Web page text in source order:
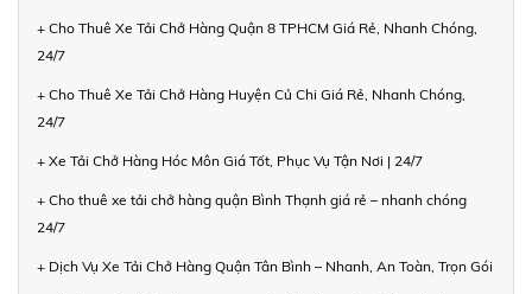
+ Cho Thuê Xe Tải Chở Hàng Quận 8 TPHCM Giá Rẻ, Nhanh Chóng,
24/7
+ Cho Thuê Xe Tải Chở Hàng Huyện Củ Chi Giá Rẻ, Nhanh Chóng,
24/7
+ Xe Tải Chở Hàng Hóc Môn Giá Tốt, Phục Vụ Tận Nơi | 24/7
+ Cho thuê xe tải chở hàng quận Bình Thạnh giá rẻ – nhanh chóng
24/7
+ Dịch Vụ Xe Tải Chở Hàng Quận Tân Bình – Nhanh, An Toàn, Trọn Gói